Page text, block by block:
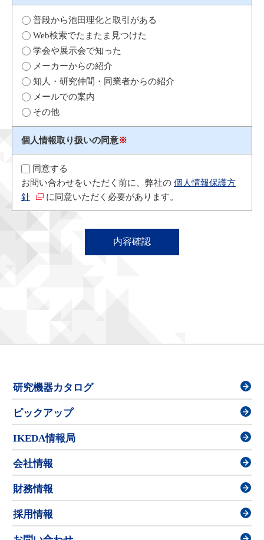
普段から池田理化と取引がある
Web検索でたまたま見つけた
学会や展示会で知った
メーカーからの紹介
知人・研究仲間・同業者からの紹介
メールでの案内
その他
個人情報取り扱いの同意※
同意する
お問い合わせをいただく前に、弊社の 個人情報保護方
針
に同意いただく必要があります。
研究機器カタログ
ピックアップ
IKEDA情報局
会社情報
財務情報
採用情報